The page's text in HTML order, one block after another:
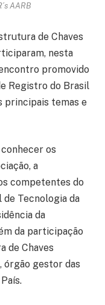
AARB
de Chaves
nesta
promovido
Registro do Brasil
principais temas e
os
a
competentes do
Tecnologia da
da
da participação
de Chaves
órgão gestor das